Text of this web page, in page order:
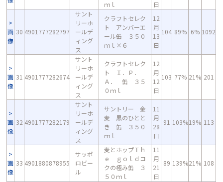
ｍｌ
日
画
像
30 4901777282797
サント
リーホ
ールデ
ィング
ス
クラフトセレク
ト アンバーエ
ール缶 ３５０
ｍｌ×６
12
月
13
日
104 89% 6% 1092
画
像
31 4901777282674
サント
リーホ
ールデ
ィング
ス
クラフトセレク
ト Ｉ．Ｐ．
Ａ． 缶 ３５
０ｍｌ
12
月
12
日
103 77% 21% 201
画
像
32 4901777282179
サント
リーホ
ールデ
ィング
ス
サントリー 金
麦 黒のひとと
き 缶 ３５０
ｍｌ
11
月
28
日
91 103%19% 113
画
像
33 4901880878955
サッポ
ロビー
ル
麦とホップＴｈ
ｅ ｇｏｌｄコ
クの極み缶 ３
５０ｍｌ
11
月
21
日
89 139%21% 108